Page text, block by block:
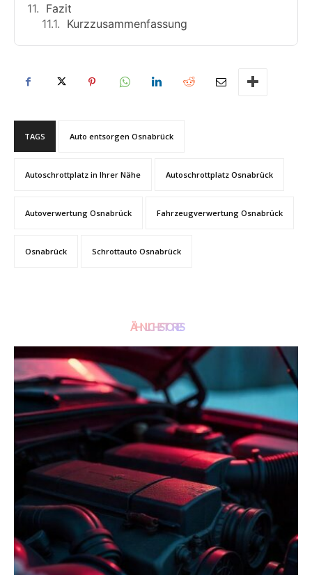
Fazit
Kurzzusammenfassung
TAGS Auto entsorgen Osnabrück
Autoschrottplatz in Ihrer Nähe Autoschrottplatz Osnabrück
Autoverwertung Osnabrück Fahrzeugverwertung Osnabrück
Osnabrück Schrottauto Osnabrück
ÄHNLICHE STORIES